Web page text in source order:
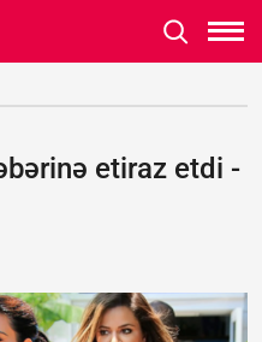
etiraz etdi -